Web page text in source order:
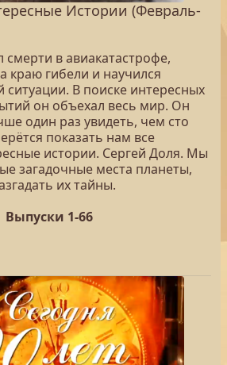
Истории (Февраль-
в авиакатастрофе,
краю гибели и научился
В поиске интересных
он объехал весь мир. Он
один раз увидеть, чем сто
показать нам все
истории. Сергей Доля. Мы
загадочные места планеты,
их тайны.
Выпуски 1-66